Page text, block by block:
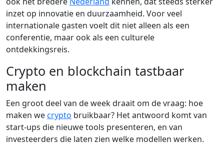
inzet op innovatie en duurzaamheid. Voor veel
internationale gasten voelt dit niet alleen als een
conferentie, maar ook als een culturele
ontdekkingsreis.
Crypto en blockchain tastbaar
maken
Een groot deel van de week draait om de vraag: hoe
maken wecrypto bruikbaar? Het antwoord komt van
start-ups die nieuwe tools presenteren, en van
investeerders die laten zien welke modellen werken.